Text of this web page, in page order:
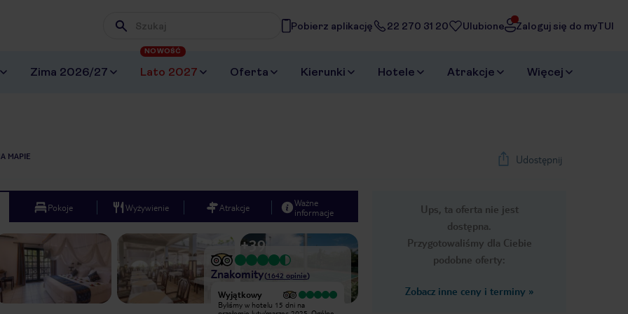
Wpisz frazę, której szukasz
Pobierz aplikację 22 270 31 20 Ulubione Zaloguj się do myTUI
Zima 2026/27 Lato 2027
NOWOŚĆ
Oferta Kierunki Hotele Atrakcje Więcej
MAPIE Udostępnij
Ups, ta oferta nie jest
dostępna.
Przygotowaliśmy dla Ciebie
podobne oferty:
Zobacz inne ceny i terminy »
Pokoje Wyżywienie Atrakcje
Ważne
informacje
Next slide
1/45
+39
Znakomity(1642 opinie)
Wyjątkowy
Hotel pod każdym względem sztos.
Wyjątkowy
Byliśmy w hotelu 15 dni na
Wyjątkowy